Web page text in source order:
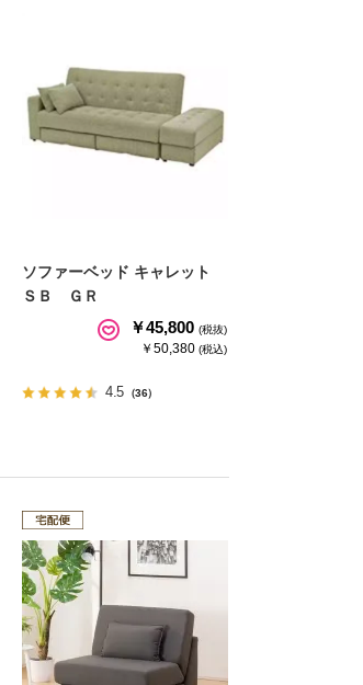
ソファーベッド キャレット
ＳＢ ＧＲ
￥45,800 (税抜)
￥50,380 (税込)
4.5 （36）